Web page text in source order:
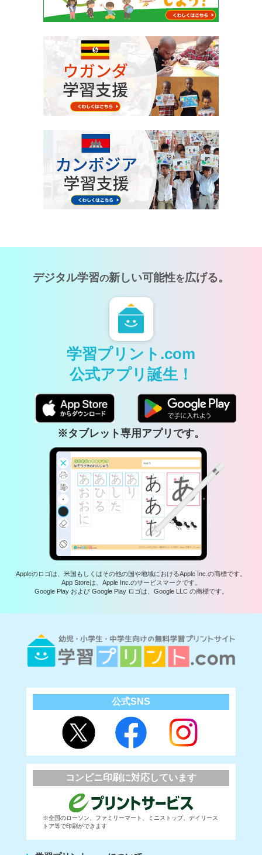
デジタル学習の新しい可能性を広げる。
学習プリント.com
公式アプリ誕生！
※タブレット専用アプリです。
Appleのロゴは、米国もしくはその他の国や地域におけるApple Inc.の商標です。
App Storeは、Apple Inc.のサービスマークです。
Google Play および Google Play ロゴは、Google LLC の商標です。
公式SNS
コンビニ印刷に対応しています
※全国のローソン、ファミリーマート、ミニストップ、デイリース
トア等で印刷ができます